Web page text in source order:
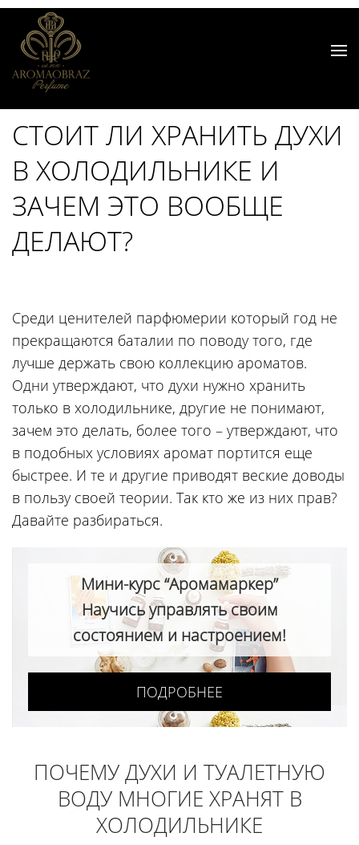
СТОИТ ЛИ ХРАНИТЬ ДУХИ
В ХОЛОДИЛЬНИКЕ И
ЗАЧЕМ ЭТО ВООБЩЕ
ДЕЛАЮТ?
Среди ценителей парфюмерии который год не
прекращаются баталии по поводу того, где
лучше держать свою коллекцию ароматов.
Одни утверждают, что духи нужно хранить
только в холодильнике, другие не понимают,
зачем это делать, более того – утверждают, что
в подобных условиях аромат портится еще
быстрее. И те и другие приводят веские доводы
в пользу своей теории. Так кто же из них прав?
Давайте разбираться.
Мини-курс “Аромамаркер”
Научись управлять своим
состоянием и настроением!
ПОДРОБНЕЕ
ПОЧЕМУ ДУХИ И ТУАЛЕТНУЮ
ВОДУ МНОГИЕ ХРАНЯТ В
ХОЛОДИЛЬНИКЕ